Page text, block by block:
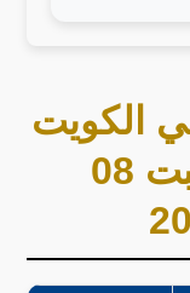
الكويت
اليوم السبت 08